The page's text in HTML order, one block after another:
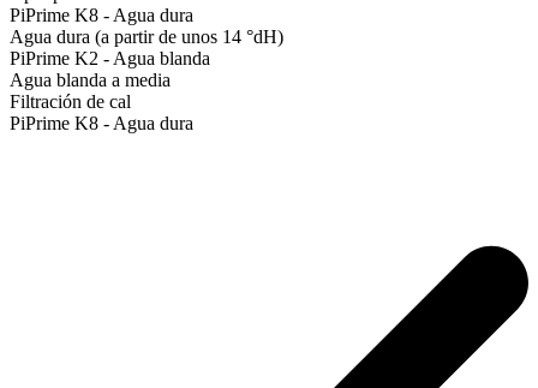
PiPrime K8 - Agua dura
Agua dura (a partir de unos 14 °dH)
PiPrime K2 - Agua blanda
Agua blanda a media
Filtración de cal
PiPrime K8 - Agua dura